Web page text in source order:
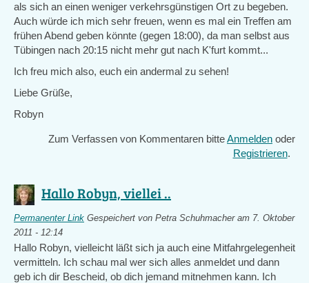
als sich an einen weniger verkehrsgünstigen Ort zu begeben.
Auch würde ich mich sehr freuen, wenn es mal ein Treffen am
frühen Abend geben könnte (gegen 18:00), da man selbst aus
Tübingen nach 20:15 nicht mehr gut nach K'furt kommt...
Ich freu mich also, euch ein andermal zu sehen!
Liebe Grüße,
Robyn
Zum Verfassen von Kommentaren bitteAnmelden oder
Registrieren.
Hallo Robyn, viellei ..
Permanenter Link Gespeichert von Petra Schuhmacheram 7. Oktober
2011 - 12:14
Hallo Robyn, vielleicht läßt sich ja auch eine Mitfahrgelegenheit
vermitteln. Ich schau mal wer sich alles anmeldet und dann
geb ich dir Bescheid, ob dich jemand mitnehmen kann. Ich